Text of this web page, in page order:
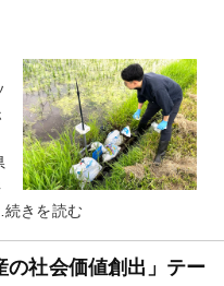
きを読む
の社会価値創出」テー